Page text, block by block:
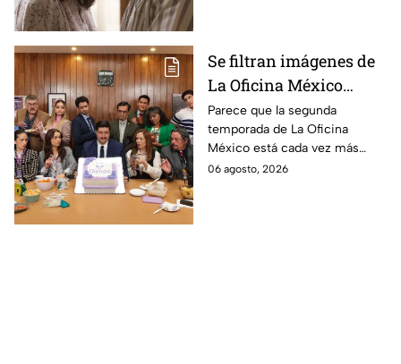
Se filtran imágenes de
La Oficina México
temporada 2 y un
detalle desata teorías
entre los fans
Parece que la segunda
temporada de La Oficina
México está cada vez más
cerca, pues el elenco ya se
06 agosto, 2026